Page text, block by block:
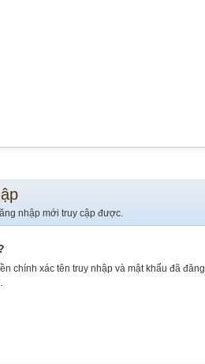
nhập mới truy cập được.
chính xác tên truy nhập và mật khẩu đã đăng